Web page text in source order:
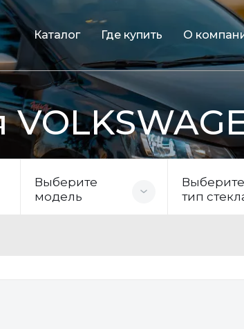
Каталог Где купить О
Выберите
модель
Выберите
тип